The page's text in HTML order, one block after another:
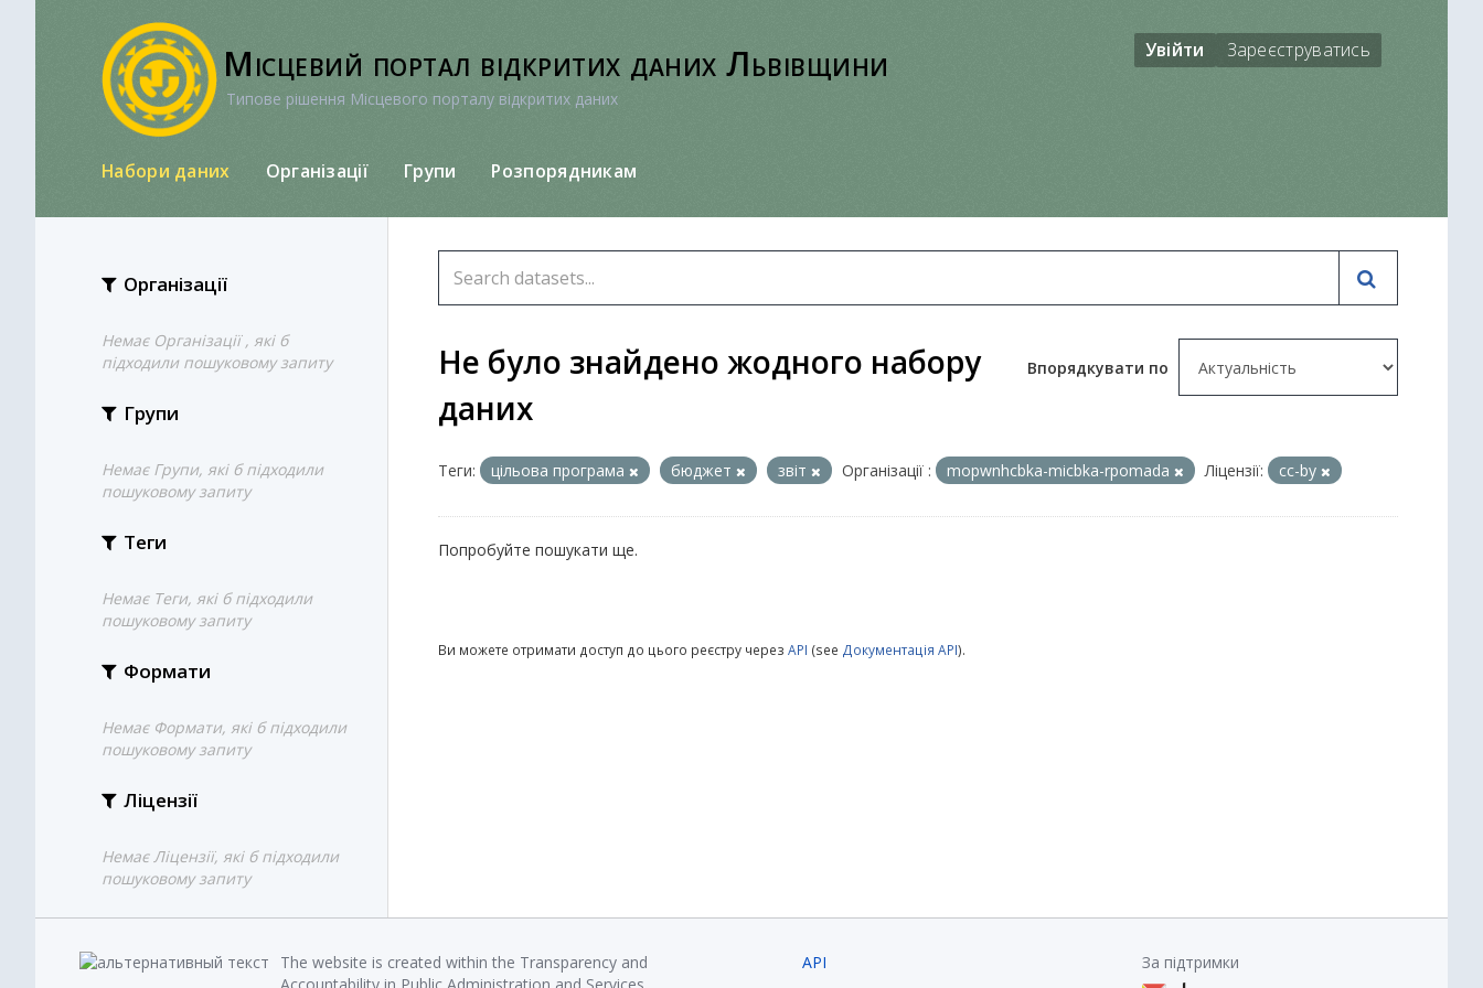
Місцевий портал відкритих даних Львівщини
Типове рішення Місцевого порталу відкритих даних
Увійти Зареєструватись
Набори даних Організації Групи Розпорядникам
Організації
Немає Організації , які б
підходили пошуковому запиту
Групи
Немає Групи, які б підходили
пошуковому запиту
Теги
Немає Теги, які б підходили
пошуковому запиту
Формати
Немає Формати, які б підходили
пошуковому запиту
Ліцензії
Немає Ліцензії, які б підходили
пошуковому запиту
Впорядкувати по
Не було знайдено жодного набору
даних
Теги: цільова програма бюджет звіт Організації : mopwnhcbka-micbka-rpomada Ліцензії: cc-by
Попробуйте пошукати ще.
Ви можете отримати доступ до цього реєстру через API (see Документація API).
The website is created within the Transparency and
API
За підтримки